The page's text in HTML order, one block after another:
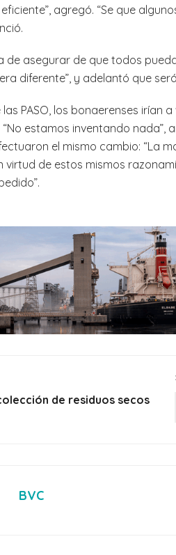
agregó. “Se que
de asegurar de que todos
diferente”, y adelantó que
las PASO, los bonaerenses irían
estamos inventando
el mismo cambio: “La
virtud de estos mismos
de residuos secos
BVC